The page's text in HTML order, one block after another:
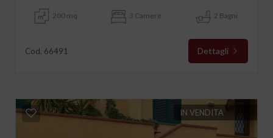
200 mq 3 Camere 2 Bagni
Cod. 66491 Dettagli
IN VENDITA